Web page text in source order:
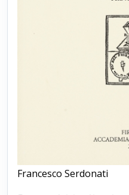
Francesco Serdonati